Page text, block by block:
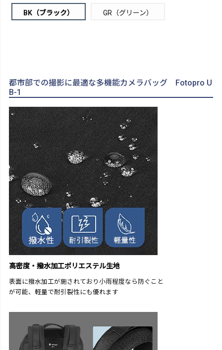
BK（ブラック） GR（グリーン）
都市部での撮影に最適な多機能カメラバッグ Fotopro U
B-1
高密度・撥水加工ポリエステル生地
表面に撥水加工が施されており小雨程度なら防ぐこと
が可能、軽量で耐引裂性にも優れます